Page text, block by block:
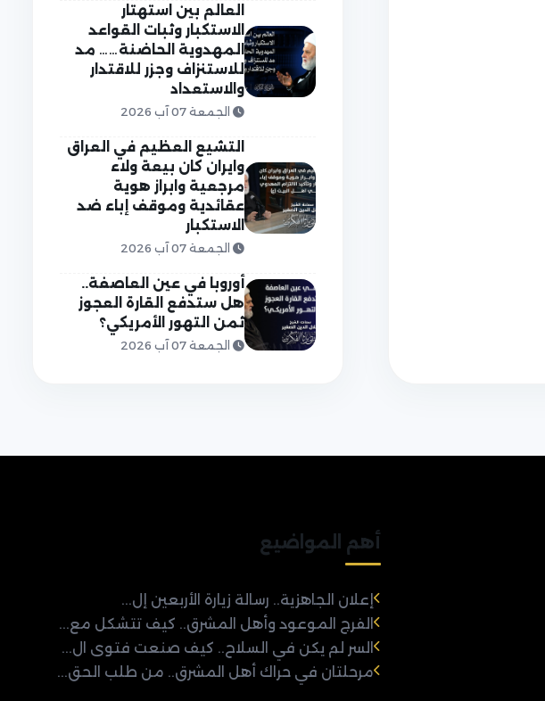
العالم بين استهتار
الاستكبار وثبات القواعد
المهدوية الحاضنة…… مد
للاستنزاف وجزر للاقتدار
والاستعداد
الجمعة 07 آب 2026
التشيع العظيم في العراق
وايران كان بيعة ولاء
مرجعية وابراز هوية
عقائدية وموقف إباء ضد
الاستكبار
الجمعة 07 آب 2026
أوروبا في عين العاصفة..
هل ستدفع القارة العجوز
ثمن التهور الأمريكي؟
الجمعة 07 آب 2026
أهم المواضيع
إعلان الجاهزية.. رسالة زيارة الأربعين إل...
الفرج الموعود وأهل المشرق.. كيف تتشكل مع...
السر لم يكن في السلاح.. كيف صنعت فتوى ال...
مرحلتان في حراك أهل المشرق.. من طلب الحق...